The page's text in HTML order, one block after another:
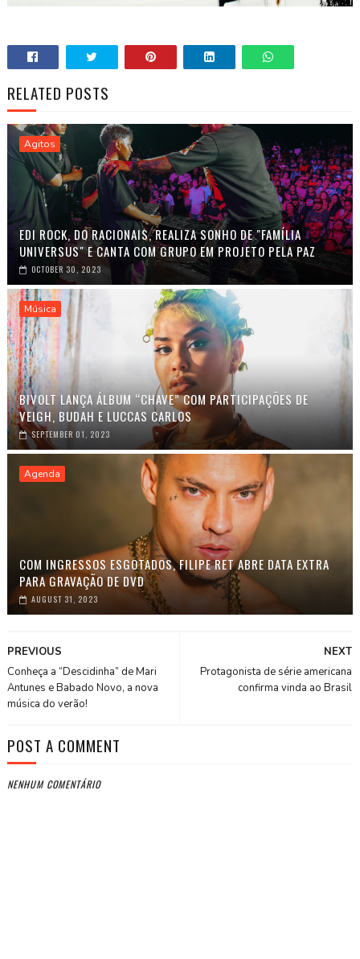
RELATED POSTS
Agitos
EDI ROCK, DO RACIONAIS, REALIZA SONHO DE "FAMÍLIA
UNIVERSUS" E CANTA COM GRUPO EM PROJETO PELA PAZ
OCTOBER 30, 2023
Música
BIVOLT LANÇA ÁLBUM “CHAVE” COM PARTICIPAÇÕES DE
VEIGH, BUDAH E LUCCAS CARLOS
SEPTEMBER 01, 2023
Agenda
COM INGRESSOS ESGOTADOS, FILIPE RET ABRE DATA EXTRA
PARA GRAVAÇÃO DE DVD
AUGUST 31, 2023
NEXT
Protagonista de série americana
confirma vinda ao Brasil
PREVIOUS
Conheça a “Descidinha” de Mari
Antunes e Babado Novo, a nova
música do verão!
POST A COMMENT
NENHUM COMENTÁRIO